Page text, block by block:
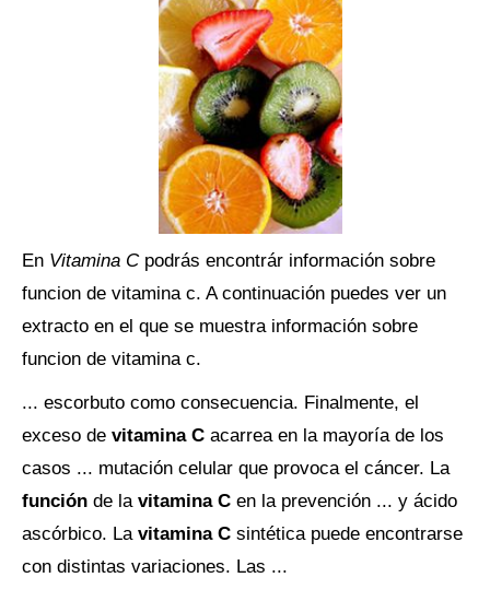
En Vitamina Cpodrás encontrár información sobre
funcion de vitamina c. A continuación puedes ver un
extracto en el que se muestra información sobre
funcion de vitamina c.
... escorbuto como consecuencia. Finalmente, el
exceso de vitamina C acarrea en la mayoría de los
casos ... mutación celular que provoca el cáncer. La
función de la vitamina C en la prevención ... y ácido
ascórbico. La vitamina C sintética puede encontrarse
con distintas variaciones. Las ...